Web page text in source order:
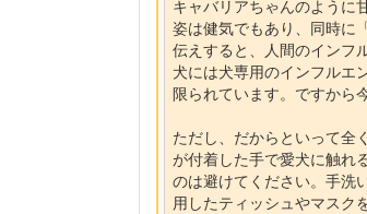
キャバリアちゃんのように
姿は健気でもあり、同時に
伝えすると、人間のインフ
犬には犬専用のインフルエ
限られています。ですから
ただし、だからといって全
が付着した手で愛犬に触れ
のは避けてください。手洗
用したティッシュやマスク